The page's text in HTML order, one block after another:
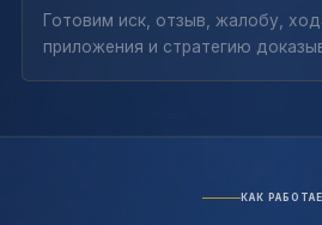
Готовим иск, отзыв, жалобу,
приложения и стратегию
КАК